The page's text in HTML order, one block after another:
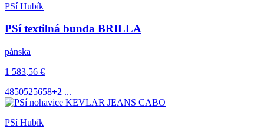
PSí Hubík
PSí textilná bunda BRILLA
pánska
1 583,56 €
4850525658+2 ...
PSí Hubík